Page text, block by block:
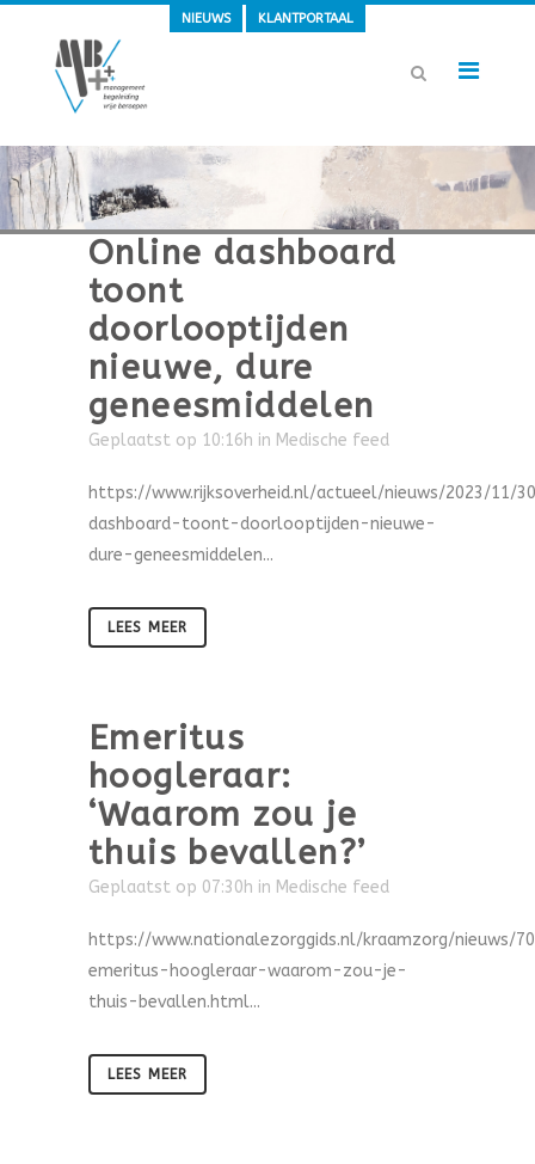
NIEUWS KLANTPORTAAL
Online dashboard
toont
doorlooptijden
nieuwe, dure
geneesmiddelen
Geplaatst op 10:16h in Medische feed
https://www.rijksoverheid.nl/actueel/nieuws/2023/11/
dashboard-toont-doorlooptijden-nieuwe-
dure-geneesmiddelen...
LEES MEER
Emeritus
hoogleraar:
‘Waarom zou je
thuis bevallen?’
Geplaatst op 07:30h in Medische feed
https://www.nationalezorggids.nl/kraamzorg/nieuws/
emeritus-hoogleraar-waarom-zou-je-
thuis-bevallen.html...
LEES MEER